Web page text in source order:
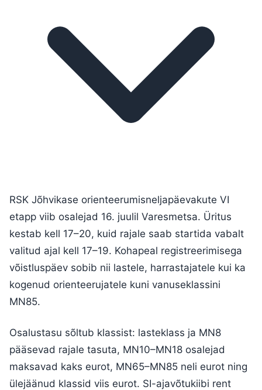
RSK Jõhvikase orienteerumisneljapäevakute VI
etapp viib osalejad 16. juulil Varesmetsa. Üritus
kestab kell 17–20, kuid rajale saab startida vabalt
valitud ajal kell 17–19. Kohapeal registreerimisega
võistluspäev sobib nii lastele, harrastajatele kui ka
kogenud orienteerujatele kuni vanuseklassini
MN85.
Osalustasu sõltub klassist: lasteklass ja MN8
pääsevad rajale tasuta, MN10–MN18 osalejad
maksavad kaks eurot, MN65–MN85 neli eurot ning
ülejäänud klassid viis eurot. SI-ajavõtukiibi rent